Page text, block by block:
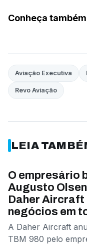
Conheça
Aviação Executiva
Revo Aviação
LEIA
O empresário
Augusto
Daher
negócios em
A Daher Aircraft
TBM 980 pelo